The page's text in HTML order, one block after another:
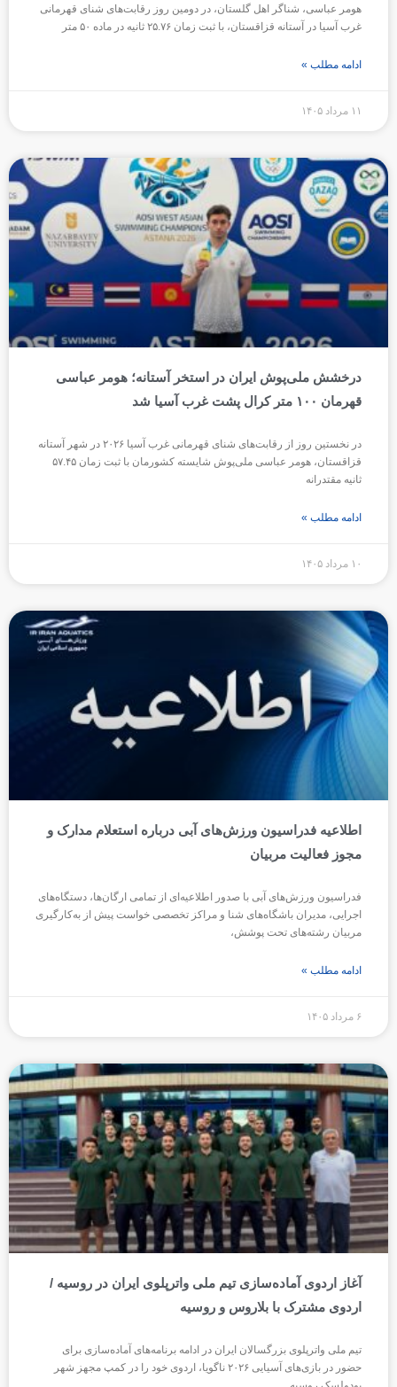
هومر عباسی، شناگر اهل گلستان، در دومین روز رقابت‌های شنای قهرمانی
غرب آسیا در آستانه قزاقستان، با ثبت زمان ۲۵.۷۶ ثانیه در ماده ۵۰ متر
ادامه مطلب »
۱۱ مرداد ۱۴۰۵
درخشش ملی‌پوش ایران در استخر آستانه؛ هومر عباسی
قهرمان ۱۰۰ متر کرال پشت غرب آسیا شد
در نخستین روز از رقابت‌های شنای قهرمانی غرب آسیا ۲۰۲۶ در شهر آستانه
قزاقستان، هومر عباسی ملی‌پوش شایسته کشورمان با ثبت زمان ۵۷.۴۵
ثانیه مقتدرانه
ادامه مطلب »
۱۰ مرداد ۱۴۰۵
اطلاعیه فدراسیون ورزش‌های آبی درباره استعلام مدارک و
مجوز فعالیت مربیان
فدراسیون ورزش‌های آبی با صدور اطلاعیه‌ای از تمامی ارگان‌ها، دستگاه‌های
اجرایی، مدیران باشگاه‌های شنا و مراکز تخصصی خواست پیش از به‌کارگیری
مربیان رشته‌های تحت پوشش،
ادامه مطلب »
۶ مرداد ۱۴۰۵
آغاز اردوی آماده‌سازی تیم ملی واترپلوی ایران در روسیه /
اردوی مشترک با بلاروس و روسیه
تیم ملی واترپلوی بزرگسالان ایران در ادامه برنامه‌های آماده‌سازی برای
حضور در بازی‌های آسیایی ۲۰۲۶ ناگویا، اردوی خود را در کمپ مجهز شهر